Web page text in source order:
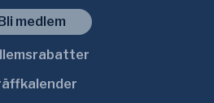
medlem